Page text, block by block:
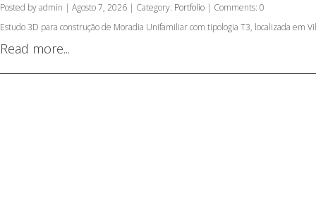
Posted by admin | Agosto 7, 2026 | Category: Portfolio | Comments: 0
Estudo 3D para construção de Moradia Unifamiliar com tipologia T3, localizada em
Read more...